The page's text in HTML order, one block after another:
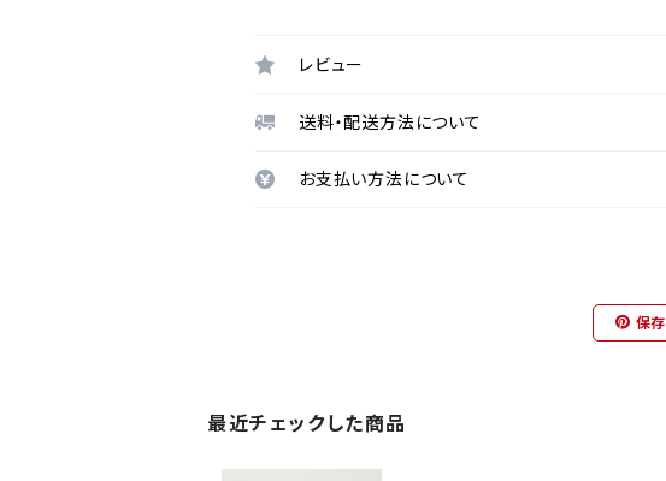
レビュー
送料・配送方法について
お支払い方法について
保存
最近チェックした商品